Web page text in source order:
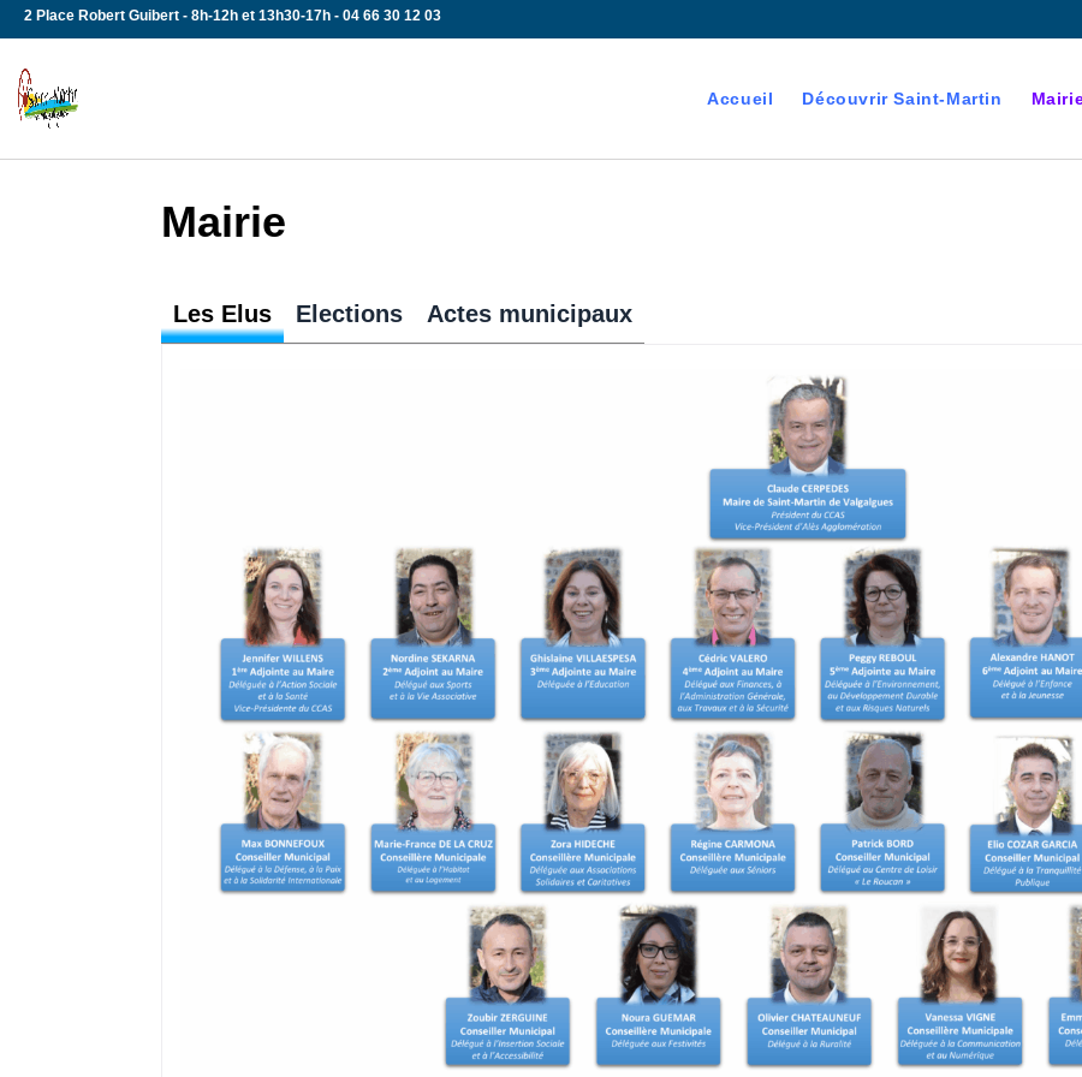
Skip
to
content
2 Place Robert Guibert - 8h-12h et 13h30-17h - 04 66 30 12 03
Accueil Découvrir Saint-Martin
Mairie
Les Elus Elections Actes municipaux
Tous aux urnes !!! Chaque Français devenant majeur est
automatiquement inscrit sur les listes électorales de la commune
où il réside s’il a, préalablement, fait les démarches de
recensement citoyen dès l’âge de 16 ans. Une inscription d’office
peut ne pas être prise en compte du fait d’un recensement tardif
ou encore d’un déménagement après le recensement.
Dans ce cas, il convient de demander à être inscrit sur les listes
électorales auprès de sa mairie.